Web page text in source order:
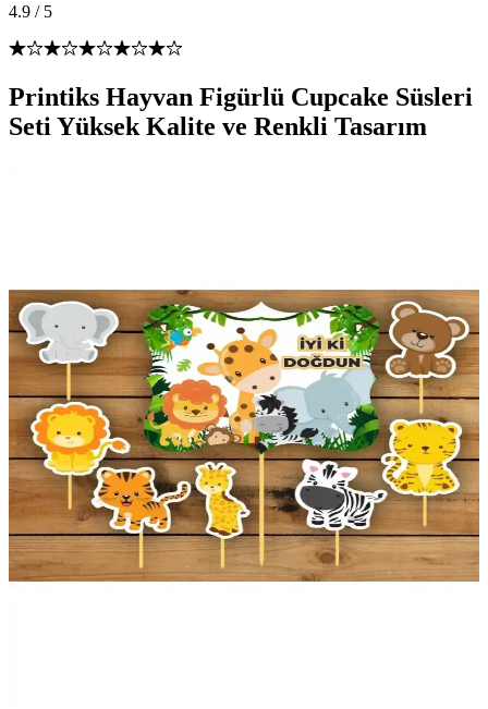
4.9 / 5
Printiks Hayvan Figürlü Cupcake Süsleri
Seti Yüksek Kalite ve Renkli Tasarım